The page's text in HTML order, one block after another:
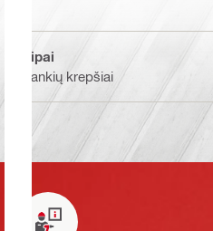
Tipai
Įrankių krepšiai